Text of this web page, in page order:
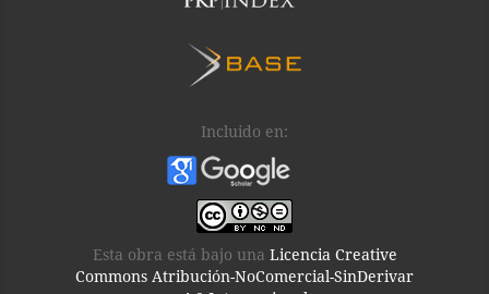
Incluido en:
Esta obra está bajo una Licencia Creative
Commons Atribución-NoComercial-SinDerivar